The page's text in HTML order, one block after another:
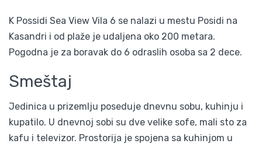
K Possidi Sea View Vila 6 se nalazi u mestu Posidi na
Kasandri i od plaže je udaljena oko 200 metara.
Pogodna je za boravak do 6 odraslih osoba sa 2 dece.
Smeštaj
Jedinica u prizemlju poseduje dnevnu sobu, kuhinju i
kupatilo. U dnevnoj sobi su dve velike sofe, mali sto za
kafu i televizor. Prostorija je spojena sa kuhinjom u